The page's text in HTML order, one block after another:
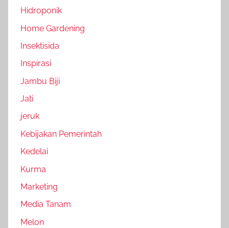
Hidroponik
Home Gardening
Insektisida
Inspirasi
Jambu Biji
Jati
jeruk
Kebijakan Pemerintah
Kedelai
Kurma
Marketing
Media Tanam
Melon